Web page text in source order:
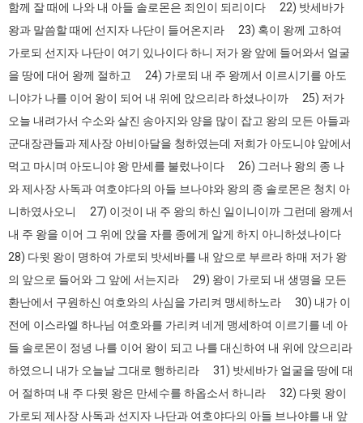
함께 잘 때에 나와 내 아들 솔로몬은 죄인이 되리이다 22) 밧세바가
왕과 말씀할 때에 선지자 나단이 들어온지라 23) 혹이 왕께 고하여
가로되 선지자 나단이 여기 있나이다 하니 저가 왕 앞에 들어와서 얼굴
을 땅에 대어 왕께 절하고 24) 가로되 내 주 왕께서 이르시기를 아도
니야가 나를 이어 왕이 되어 내 위에 앉으리라 하셨나이까 25) 저가
오늘 내려가서 수소와 살진 송아지와 양을 많이 잡고 왕의 모든 아들과
군대장관들과 제사장 아비아달을 청하였는데 저희가 아도니야 앞에서
먹고 마시며 아도니야 왕 만세를 불렀나이다 26) 그러나 왕의 종 나
와 제사장 사독과 여호야다의 아들 브나야와 왕의 종 솔로몬은 청치 아
니하였사오니 27) 이것이 내 주 왕의 하신 일이니이까 그런데 왕께서
내 주 왕을 이어 그 위에 앉을 자를 종에게 알게 하지 아니하셨나이다
28) 다윗 왕이 명하여 가로되 밧세바를 내 앞으로 부르라 하매 저가 왕
의 앞으로 들어와 그 앞에 서는지라 29) 왕이 가로되 내 생명을 모든
환난에서 구원하신 여호와의 사심을 가리켜 맹세하노라 30) 내가 이
전에 이스라엘 하나님 여호와를 가리켜 네게 맹세하여 이르기를 네 아
들 솔로몬이 정녕 나를 이어 왕이 되고 나를 대신하여 내 위에 앉으리라
하였으니 내가 오늘날 그대로 행하리라 31) 밧세바가 얼굴을 땅에 대
어 절하며 내 주 다윗 왕은 만세수를 하옵소서 하니라 32) 다윗 왕이
가로되 제사장 사독과 선지자 나단과 여호야다의 아들 브나야를 내 앞